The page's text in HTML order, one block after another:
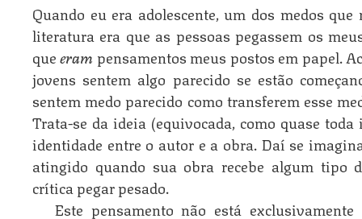
Quando eu era adolescente, um dos medos
literatura era que as pessoas pegassem os
queeram pensamentos meus postos em papel.
jovens sentem algo parecido se estão
sentem medo pare­cido como transferem esse
Trata-se da ideia (equivocada, como quase
identidade entre o autor e a obra. Daí se
atingido quando sua obra recebe algum tipo
crítica pegar pesado.
Este pensamento não está